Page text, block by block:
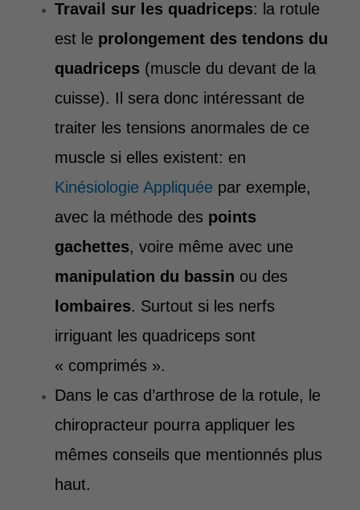
Travail sur les quadriceps: la rotule
est le prolongement des tendons du
quadriceps (muscle du devant de la
cuisse). Il sera donc intéressant de
traiter les tensions anormales de ce
muscle si elles existent: en
Kinésiologie Appliquée par exemple,
avec la méthode des points
gachettes, voire même avec une
manipulation du bassin ou des
lombaires. Surtout si les nerfs
irriguant les quadriceps sont
« comprimés ».
Dans le cas d’arthrose de la rotule, le
chiropracteur pourra appliquer les
mêmes conseils que mentionnés plus
haut.